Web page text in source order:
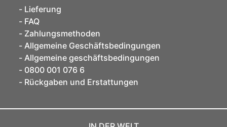
Lieferung
FAQ
Zahlungsmethoden
Allgemeine Geschäftsbedingungen
Allgemeine geschäftsbedingungen
0800 001 076 6
Rückgaben und Erstattungen